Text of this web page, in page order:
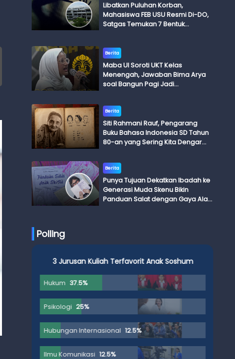
Libatkan Puluhan Korban,
Mahasiswa FEB USU Resmi Di-DO,
Satgas Temukan 7 Bentuk
Berita
Maba UI Soroti UKT Kelas
Menengah, Jawaban Bima Arya
soal Bangun Pagi Jadi
Berita
Siti Rahmani Rauf, Pengarang
Buku Bahasa Indonesia SD Tahun
80-an yang Sering Kita Dengar
Adik Budi
Berita
Punya Tujuan Dekatkan Ibadah ke
Generasi Muda Skenu Bikin
Panduan Salat dengan Gaya Ala
Polling
3 Jurusan Kuliah Terfavorit Anak Soshum
Hukum 37.5%
Psikologi 25%
Hubungan Internasional 12.5%
Ilmu Komunikasi 12.5%